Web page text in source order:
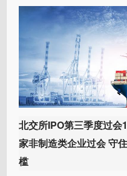
北交所IPO第三季度过会
家非制造类企业过会 守
槛